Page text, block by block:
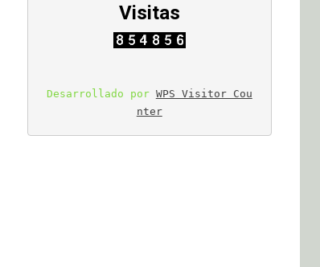
Visitas
Desarrollado por WPS Visitor Cou
nter